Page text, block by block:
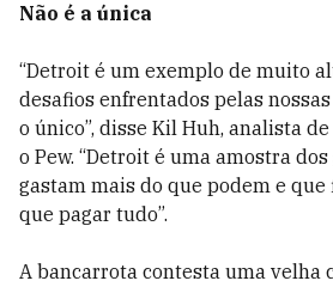
Não é a única
“Detroit é um exemplo de muito
desafios enfrentados pelas
o único”, disse Kil Huh, analista
o Pew. “Detroit é uma amostra
gastam mais do que podem e
que pagar tudo”.
A bancarrota contesta uma velha